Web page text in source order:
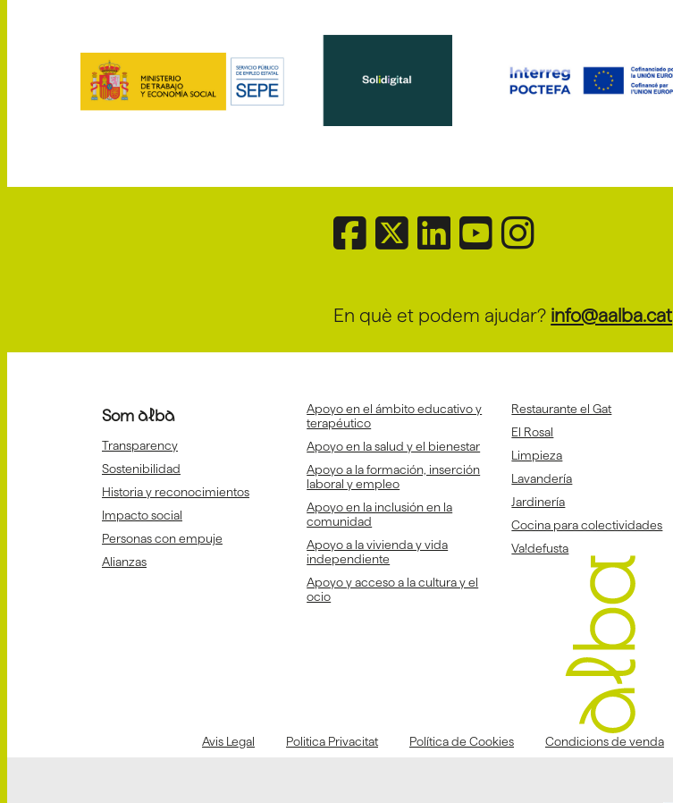
En què et podem ajudar? info@aalba.cat
Som alba
Transparency
Sostenibilidad
Historia y reconocimientos
Impacto social
Personas con empuje
Alianzas
Apoyo en el ámbito educativo y
terapéutico
Apoyo en la salud y el bienestar
Apoyo a la formación, inserción
laboral y empleo
Apoyo en la inclusión en la
comunidad
Apoyo a la vivienda y vida
independiente
Apoyo y acceso a la cultura y el
ocio
Restaurante el Gat
El Rosal
Limpieza
Lavandería
Jardinería
Cocina para colectividades
Va!defusta
Avis Legal Politica Privacitat Política de Cookies Condicions de venda